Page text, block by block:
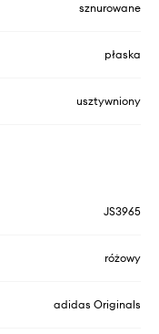
sznurowane
płaska
usztywniony
JS3965
różowy
adidas Originals